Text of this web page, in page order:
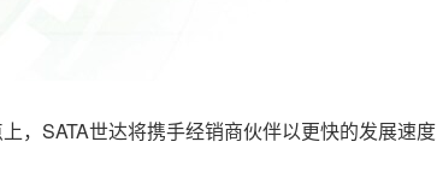
，SATA世达将携手经销商伙伴以更快的发展速